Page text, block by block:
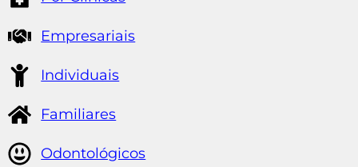
Empresariais
Individuais
Familiares
Odontológicos